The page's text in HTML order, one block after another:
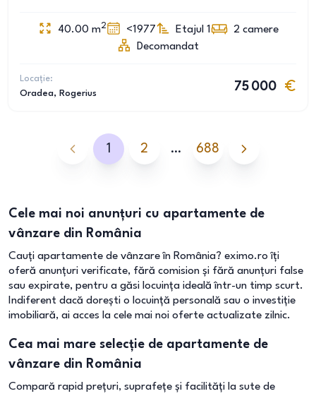
40.00 m2 <1977 Etajul 1 2 camere
Decomandat
Locație:
Oradea, Rogerius
75 000
1 2 … 688
Cele mai noi anunțuri cu apartamente de
vânzare din România
Cauți apartamente de vânzare în România? eximo.ro îți
oferă anunțuri verificate, fără comision și fără anunțuri false
sau expirate, pentru a găsi locuința ideală într-un timp scurt.
Indiferent dacă dorești o locuință personală sau o investiție
imobiliară, ai acces la cele mai noi oferte actualizate zilnic.
Cea mai mare selecție de apartamente de
vânzare din România
Compară rapid prețuri, suprafețe și facilități la sute de